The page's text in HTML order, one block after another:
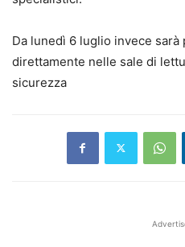
Da lunedì 6 luglio invece
direttamente nelle sale di
sicurezza